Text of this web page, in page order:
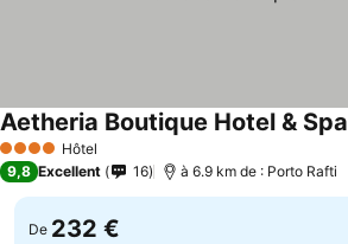
4 Étoiles Hôtel
Aetheria Boutique Hotel & Spa
9,8 Excellent 16 à 6.9 km de : Porto Rafti
De 232 €